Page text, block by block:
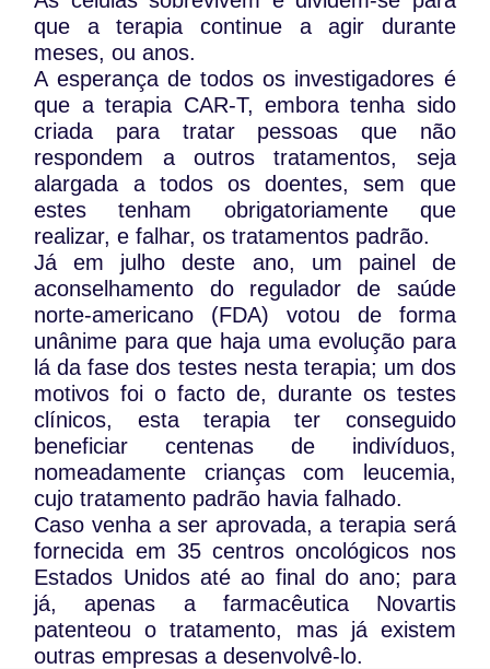
que a terapia continue a agir durante
meses, ou anos.
A esperança de todos os investigadores é
que a terapia CAR-T, embora tenha sido
criada para tratar pessoas que não
respondem a outros tratamentos, seja
alargada a todos os doentes, sem que
estes tenham obrigatoriamente que
realizar, e falhar, os tratamentos padrão.
Já em julho deste ano, um painel de
aconselhamento do regulador de saúde
norte-americano (FDA) votou de forma
unânime para que haja uma evolução para
lá da fase dos testes nesta terapia; um dos
motivos foi o facto de, durante os testes
clínicos, esta terapia ter conseguido
beneficiar centenas de indivíduos,
nomeadamente crianças com leucemia,
cujo tratamento padrão havia falhado.
Caso venha a ser aprovada, a terapia será
fornecida em 35 centros oncológicos nos
Estados Unidos até ao final do ano; para
já, apenas a farmacêutica Novartis
patenteou o tratamento, mas já existem
outras empresas a desenvolvê-lo.